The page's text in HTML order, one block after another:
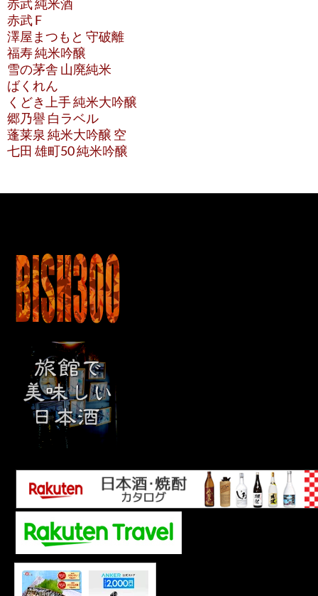
赤武 純米酒
赤武 F
澤屋まつもと 守破離
福寿 純米吟醸
雪の茅舎 山廃純米
ばくれん
くどき上手 純米大吟醸
郷乃譽 白ラベル
蓬莱泉 純米大吟醸 空
七田 雄町50 純米吟醸